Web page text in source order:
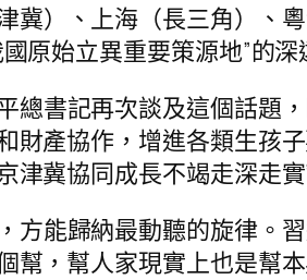
冀）、上海（長三角）、
原始立異重要策源地”的深
書記再次談及這個話題
財產協作，增進各類生孩
冀協同成長不竭走深走實
能歸納最動聽的旋律。
，幫人家現實上也是幫